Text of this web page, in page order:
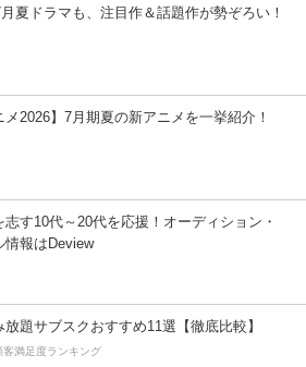
夏ドラマも、注目作＆話題作が勢ぞろい！
メ2026】7月期夏の新アニメを一挙紹介！
志す10代～20代を応援！オーディション・
情報はDeview
放題サブスクおすすめ11選【徹底比較】
客満足度ランキング